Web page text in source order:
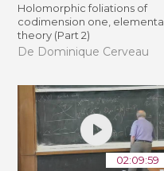
Holomorphic foliations of
codimension one,
theory (Part 2)
De Dominique Cerveau
02:09:59